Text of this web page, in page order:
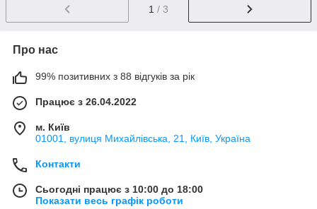
1 / 3
Про нас
99% позитивних з 88 відгуків за рік
Працює з 26.04.2022
м. Київ
01001, вулиця Михайлівська, 21, Київ, Україна
Контакти
Сьогодні працює з 10:00 до 18:00
Показати весь графік роботи